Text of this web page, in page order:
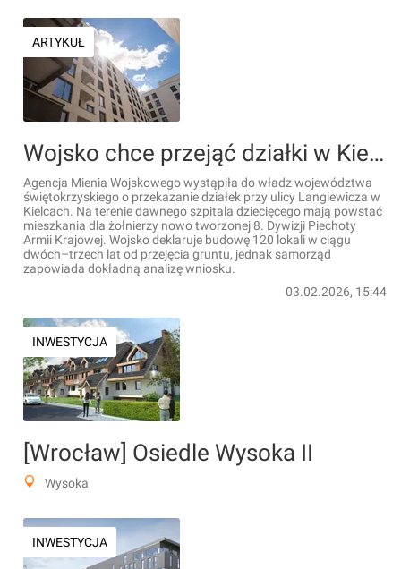
ARTYKUŁ
Wojsko chce przejąć działki w Kielcach. Powstaną na nich mieszkania dla żołnierzy nowej dywizji
Agencja Mienia Wojskowego wystąpiła do władz województwa
świętokrzyskiego o przekazanie działek przy ulicy Langiewicza w
Kielcach. Na terenie dawnego szpitala dziecięcego mają powstać
mieszkania dla żołnierzy nowo tworzonej 8. Dywizji Piechoty
Armii Krajowej. Wojsko deklaruje budowę 120 lokali w ciągu
dwóch–trzech lat od przejęcia gruntu, jednak samorząd
zapowiada dokładną analizę wniosku.
03.02.2026, 15:44
INWESTYCJA
[Wrocław] Osiedle Wysoka II
Wysoka
INWESTYCJA